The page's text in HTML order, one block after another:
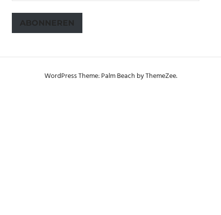
ABONNEREN
WordPress Theme: Palm Beach by ThemeZee.